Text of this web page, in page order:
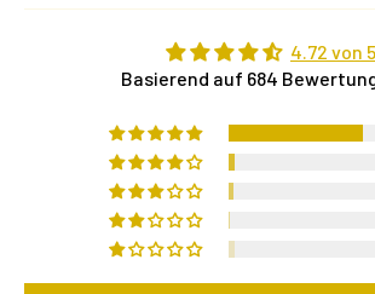
4.72 von 5
Basierend auf 684